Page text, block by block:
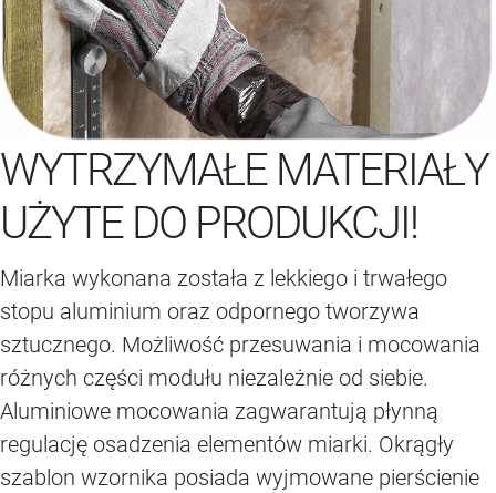
WYTRZYMAŁE MATERIAŁY
UŻYTE DO PRODUKCJI!
Miarka wykonana została z lekkiego i trwałego
stopu aluminium oraz odpornego tworzywa
sztucznego. Możliwość przesuwania i mocowania
różnych części modułu niezależnie od siebie.
Aluminiowe mocowania zagwarantują płynną
regulację osadzenia elementów miarki. Okrągły
szablon wzornika posiada wyjmowane pierścienie